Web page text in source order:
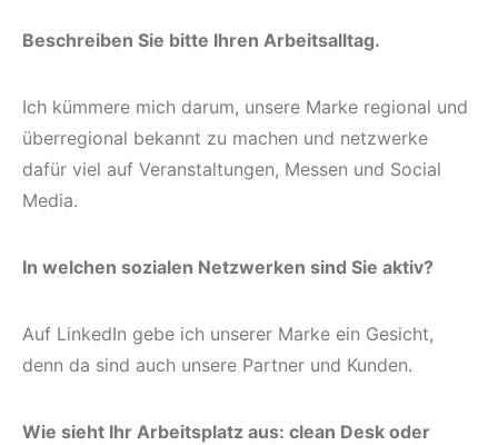
Beschreiben Sie bitte Ihren Arbeitsalltag.
Ich kümmere mich darum, unsere Marke regional und
überregional bekannt zu machen und netzwerke
dafür viel auf Veranstaltungen, Messen und Social
Media.
In welchen sozialen Netzwerken sind Sie aktiv?
Auf LinkedIn gebe ich unserer Marke ein Gesicht,
denn da sind auch unsere Partner und Kunden.
Wie sieht Ihr Arbeitsplatz aus: clean Desk oder